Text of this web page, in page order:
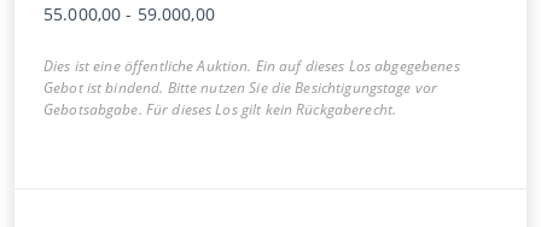
55.000,00 - 59.000,00
Dies ist eine öffentliche Auktion. Ein auf dieses Los abgegebenes
Gebot ist bindend. Bitte nutzen Sie die Besichtigungstage vor
Gebotsabgabe. Für dieses Los gilt kein Rückgaberecht.